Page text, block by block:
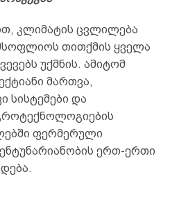
კლიმატის ცვლილება
თითქმის ყველა
უქმნის. ამიტომ
მართვა,
სისტემები და
ფერმერული
ერთ-ერთი